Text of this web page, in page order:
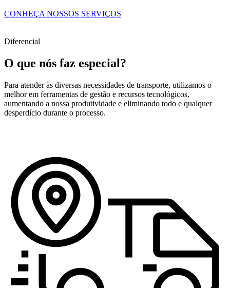
CONHEÇA NOSSOS SERVIÇOS
Diferencial
O que nós faz especial?
Para atender às diversas necessidades de transporte, utilizamos o
melhor em ferramentas de gestão e recursos tecnológicos,
aumentando a nossa produtividade e eliminando todo e qualquer
desperdício durante o processo.